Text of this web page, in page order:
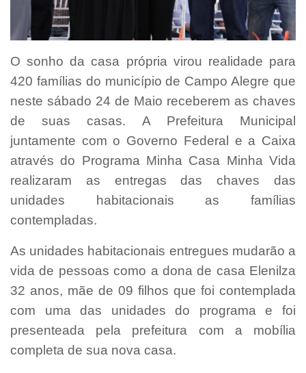
O sonho da casa própria virou realidade para
420 famílias do município de Campo Alegre que
neste sábado 24 de Maio receberem as chaves
de suas casas. A Prefeitura Municipal
juntamente com o Governo Federal e a Caixa
através do Programa Minha Casa Minha Vida
realizaram as entregas das chaves das
unidades habitacionais as famílias
contempladas.
As unidades habitacionais entregues mudarão a
vida de pessoas como a dona de casa Elenilza
32 anos, mãe de 09 filhos que foi contemplada
com uma das unidades do programa e foi
presenteada pela prefeitura com a mobília
completa de sua nova casa.